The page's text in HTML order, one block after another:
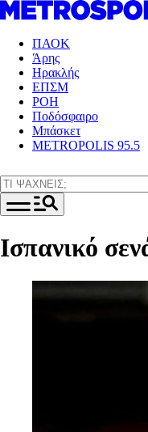
ΠΑΟΚ
Άρης
Ηρακλής
ΕΠΣΜ
ΡΟΗ
Ποδόσφαιρο
Μπάσκετ
METROPOLIS 95.5
Ισπανικό